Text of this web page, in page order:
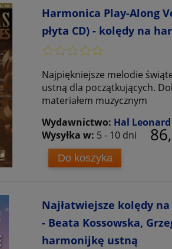
Harmonica Play-Along
płyta CD) - kolędy na
Najpiękniejsze melodie
ustną dla początkujących.
materiałem muzycznym
Wydawnictwo: Hal Leonard
Wysyłka w: 5 - 10 dni
Do koszyka
Najłatwiejsze kolędy
- Beata Kossowska,
harmonijkę ustną